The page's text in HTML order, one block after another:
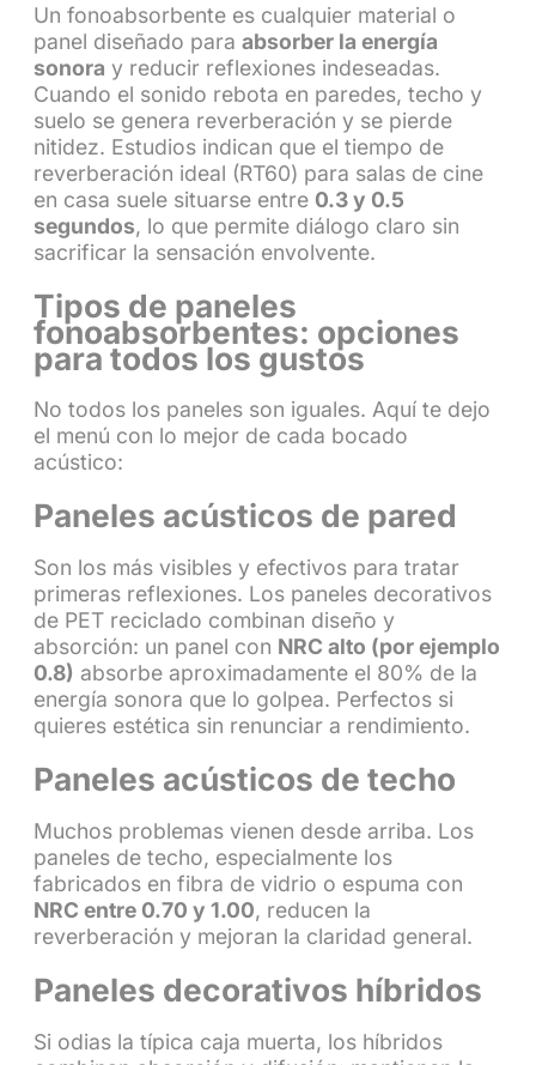
Un fonoabsorbente es cualquier material o
panel diseñado para absorber la energía
sonora y reducir reflexiones indeseadas.
Cuando el sonido rebota en paredes, techo y
suelo se genera reverberación y se pierde
nitidez. Estudios indican que el tiempo de
reverberación ideal (RT60) para salas de cine
en casa suele situarse entre 0.3 y 0.5
segundos, lo que permite diálogo claro sin
sacrificar la sensación envolvente.
Tipos de paneles
fonoabsorbentes: opciones
para todos los gustos
No todos los paneles son iguales. Aquí te dejo
el menú con lo mejor de cada bocado
acústico:
Paneles acústicos de pared
Son los más visibles y efectivos para tratar
primeras reflexiones. Los paneles decorativos
de PET reciclado combinan diseño y
absorción: un panel con NRC alto (por ejemplo
0.8) absorbe aproximadamente el 80% de la
energía sonora que lo golpea. Perfectos si
quieres estética sin renunciar a rendimiento.
Paneles acústicos de techo
Muchos problemas vienen desde arriba. Los
paneles de techo, especialmente los
fabricados en fibra de vidrio o espuma con
NRC entre 0.70 y 1.00, reducen la
reverberación y mejoran la claridad general.
Paneles decorativos híbridos
Si odias la típica caja muerta, los híbridos